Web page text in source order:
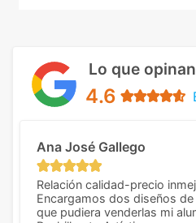
Lo que
4.6
Ana José Gallego
Relación calidad-precio
Encargamos dos diseños
que pudiera venderlas mi